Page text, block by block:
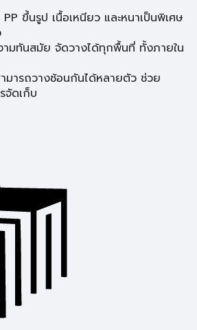
ขึ้นรูป เนื้อเหนียว และหนาเป็นพิเศษ
ามทันสมัย จัดวางได้ทุกพื้นที่ ทั้งภายใน
มารถวางซ้อนกันได้หลายตัว ช่วย
จัดเก็บ